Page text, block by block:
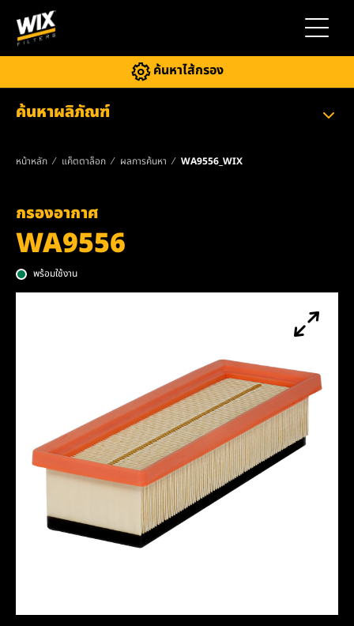
สลับการ
ค้นหาไส้กรอง
ค้นหาผลิภัณฑ์
หน้าหลัก แค็ตตาล็อก ผลการค้นหา WA9556_WIX
กรองอากาศ
WA9556
พร้อมใช้งาน